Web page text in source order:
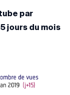
par
jours du mois